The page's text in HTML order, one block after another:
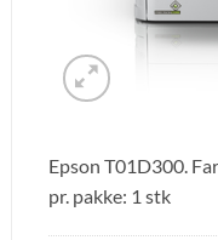
Epson T01D300.
pr. pakke: 1 stk